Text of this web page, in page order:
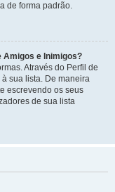
de forma padrão.
Amigos e Inimigos?
Através do Perfil de
sua lista. De maneira
escrevendo os seus
de sua lista